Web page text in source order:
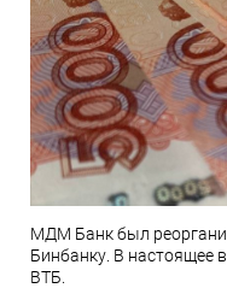
МДМ Банк был
Бинбанку. В настоящее
ВТБ.